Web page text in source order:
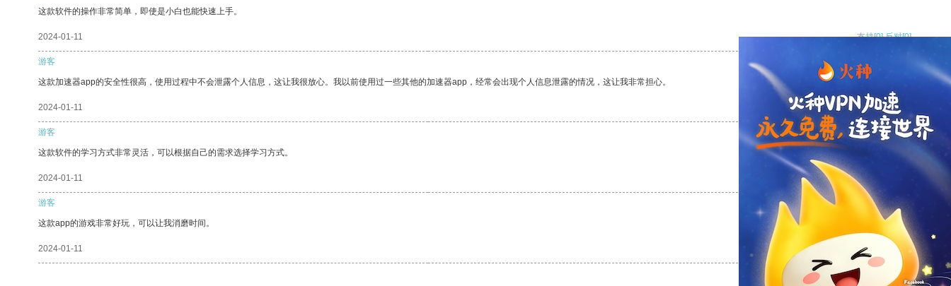
这款软件的操作非常简单，即使是小白也能快速上手。
2024-01-11 支持[0] 反对[0]
游客
这款加速器app的安全性很高，使用过程中不会泄露个人信息，这让我很放心。我以前使用过一些其他的加速器app，经常会出现个人信息泄露的情况，这让我非常担心。
2024-01-11 支持[0] 反对
游客
这款软件的学习方式非常灵活，可以根据自己的需求选择学习方式。
2024-01-11 支持
游客
这款app的游戏非常好玩，可以让我消磨时间。
2024-01-11 支持 反对 [0]